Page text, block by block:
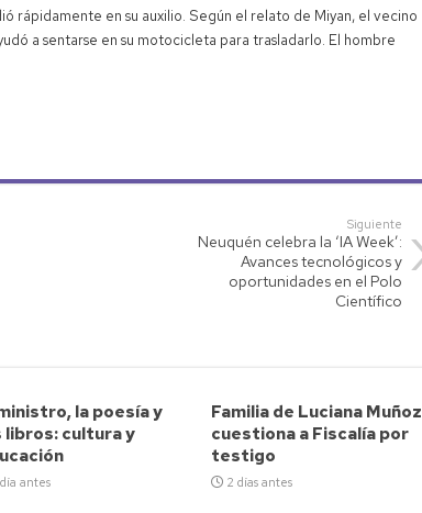
rápidamente en su auxilio. Según el relato de Miyan, el vecino
a sentarse en su motocicleta para trasladarlo. El hombre
Siguiente
Neuquén celebra la ‘IA Week’:
Avances tecnológicos y
oportunidades en el Polo
Científico
la poesía y
libros: cultura y
día antes
Familia de Luciana Muñoz
cuestiona a Fiscalía por
testigo
2 días antes